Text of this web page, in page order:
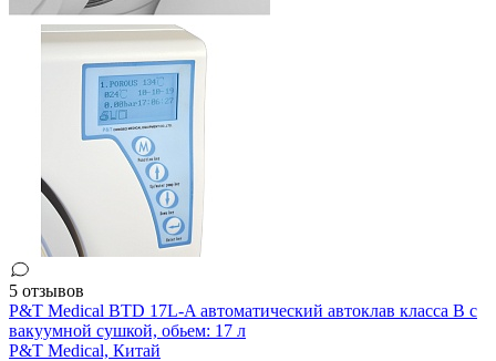
5 отзывов
P&T Medical BTD 17L-A автоматический автоклав класса B с
вакуумной сушкой, обьем: 17 л
P&T Medical, Китай